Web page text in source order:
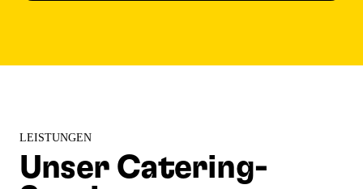
LEISTUNGEN
Unser Catering-